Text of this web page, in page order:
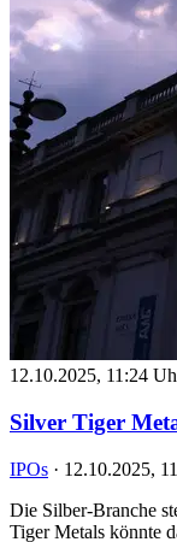
12.10.2025, 11:24
Silver Tiger
IPOs · 12.10.2025,
Die Silber-Branche
Tiger Metals könnte